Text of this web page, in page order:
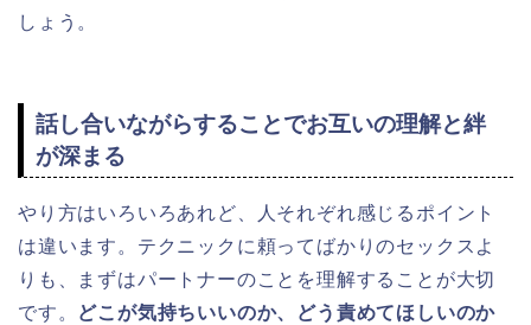
しょう。
話し合いながらすることでお互いの理解と絆
が深まる
やり方はいろいろあれど、人それぞれ感じるポイント
は違います。テクニックに頼ってばかりのセックスよ
りも、まずはパートナーのことを理解することが大切
です。 どこが気持ちいいのか、どう責めてほしいのか